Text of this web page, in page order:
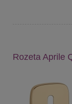
Rozeta Aprile